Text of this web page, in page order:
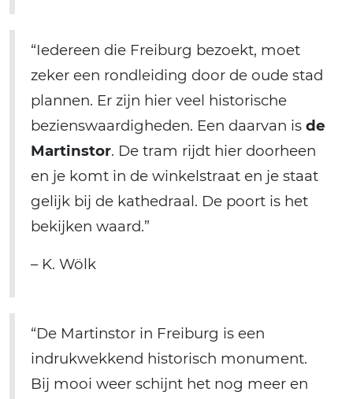
“Iedereen die Freiburg bezoekt, moet
zeker een rondleiding door de oude stad
plannen. Er zijn hier veel historische
bezienswaardigheden. Een daarvan is de
Martinstor. De tram rijdt hier doorheen
en je komt in de winkelstraat en je staat
gelijk bij de kathedraal. De poort is het
bekijken waard.”
– K. Wölk
“De Martinstor in Freiburg is een
indrukwekkend historisch monument.
Bij mooi weer schijnt het nog meer en